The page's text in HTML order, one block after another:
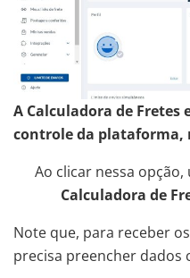
A Calculadora de Fretes
controle da plataforma,
Ao clicar nessa
Calculadora de
Note que, para receber
precisa preencher dados